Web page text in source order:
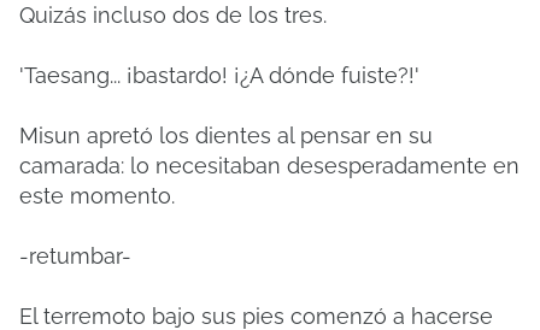
Quizás incluso dos de los tres.
'Taesang... ¡bastardo! ¡¿A dónde fuiste?!'
Misun apretó los dientes al pensar en su
camarada: lo necesitaban desesperadamente en
este momento.
-retumbar-
El terremoto bajo sus pies comenzó a hacerse